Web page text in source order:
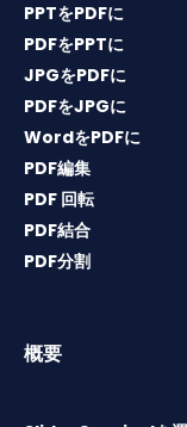
PPTをPDFに
PDFをPPTに
JPGをPDFに
PDFをJPGに
WordをPDFに
PDF編集
PDF 回転
PDF結合
PDF分割
概要